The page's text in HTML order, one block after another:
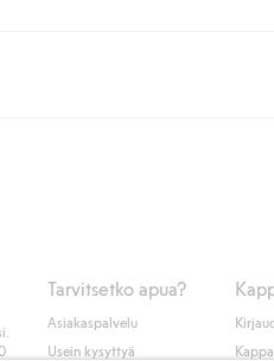
tai yli 50 euron ostoksiin,
Tarvitsetko apua?
Asiakaspalvelu
Usein kysyttyä